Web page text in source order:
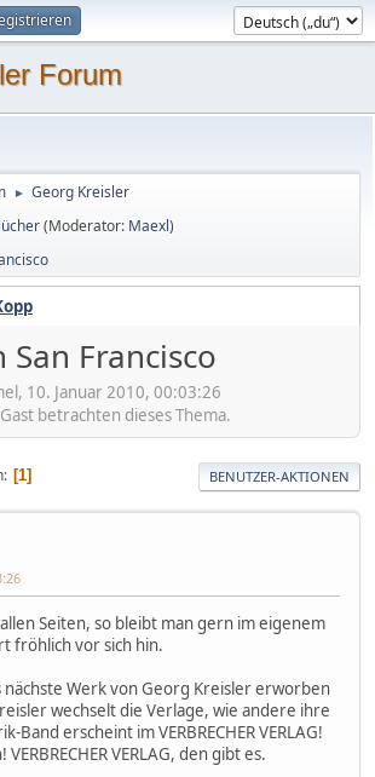
Forum
► Georg Kreisler
(Moderator: Maexl)
Francisco
10. Januar 2010, 00:03:26
betrachten dieses Thema.
1 BENUTZER-AKTIONEN
Seiten, so bleibt man gern im eigenem
fröhlich vor sich hin.
nächste Werk von Georg Kreisler erworben
wechselt die Verlage, wie andere ihre
Band erscheint im VERBRECHER VERLAG!
VERLAG, den gibt es.